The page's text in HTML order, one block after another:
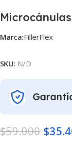
Marca:FillerFlex
SKU: N/D
$59.000 $